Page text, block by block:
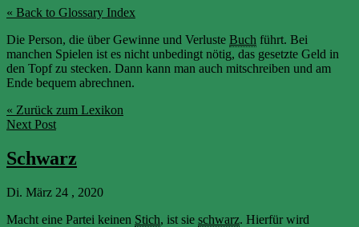
« Back to Glossary Index
Die Person, die über Gewinne und Verluste Buch führt. Bei
manchen Spielen ist es nicht unbedingt nötig, das gesetzte Geld in
den Topf zu stecken. Dann kann man auch mitschreiben und am
Ende bequem abrechnen.
« Zurück zum Lexikon
Next Post
Schwarz
Di. März 24 , 2020
Macht eine Partei keinen Stich, ist sie schwarz. Hierfür wird